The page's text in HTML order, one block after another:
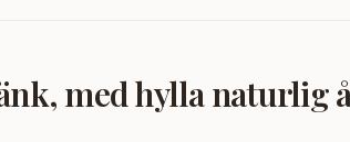
med hylla naturlig